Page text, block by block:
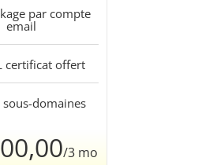
par compte
email
certificat offert
sous-domaines
/3 mo